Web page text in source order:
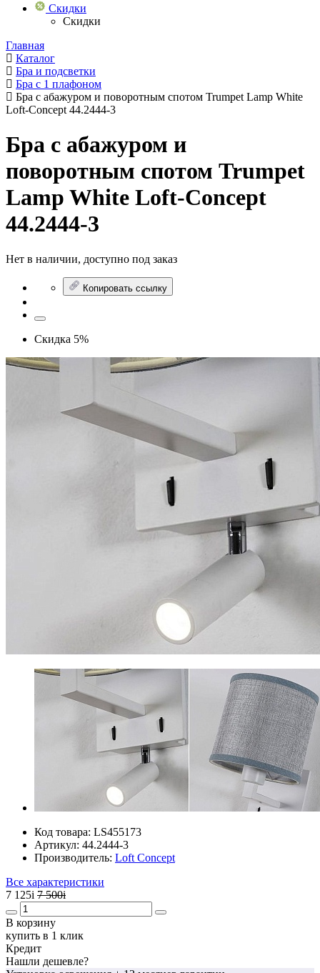
Скидки
Скидки
Главная
Каталог
Бра и подсветки
Бра с 1 плафоном
Бра с абажуром и поворотным спотом Trumpet Lamp White
Loft-Concept 44.2444-3
Бра с абажуром и
поворотным спотом Trumpet
Lamp White Loft-Concept
44.2444-3
Нет в наличии, доступно под заказ
Копировать ссылку
Скидка 5%
Код товара: LS455173
Артикул: 44.2444-3
Производитель: Loft Concept
Все характеристики
7 125i 7 500i
В корзину
купить в 1 клик
Кредит
Нашли дешевле?